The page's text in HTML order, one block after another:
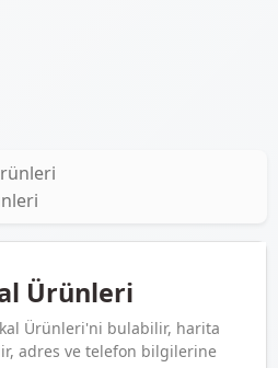
Ürünleri
Ürünleri'ni bulabilir, harita
adres ve telefon bilgilerine